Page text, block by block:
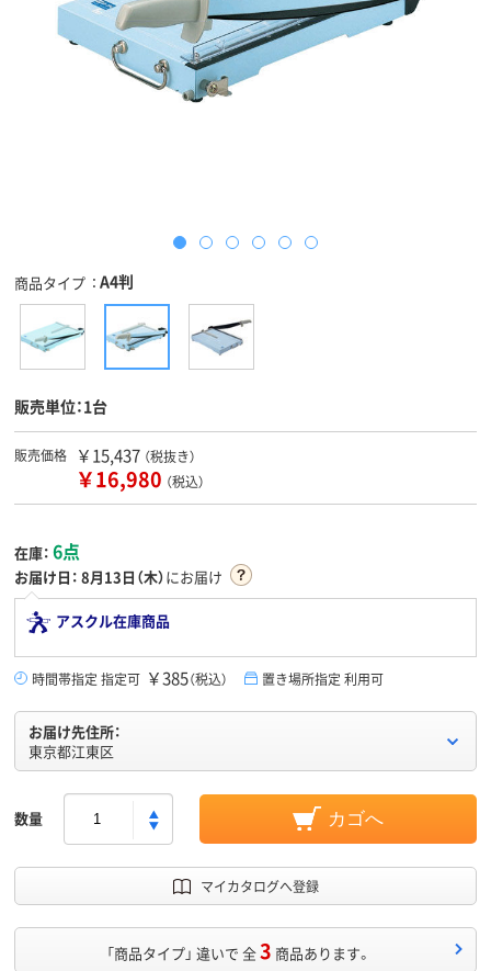
商品タイプ A4判
販売単位：1台
販売価格 ￥15,437 （税抜き）
￥16,980 （税込）
在庫： 6点
お届け日： 8月13日（木）にお届け
アスクル在庫商品
時間帯指定 指定可 ￥385（税込） 置き場所指定 利用可
お届け先住所：
東京都江東区
数量 カゴへ
マイカタログへ登録
「商品タイプ」 違いで 全3 商品あります。